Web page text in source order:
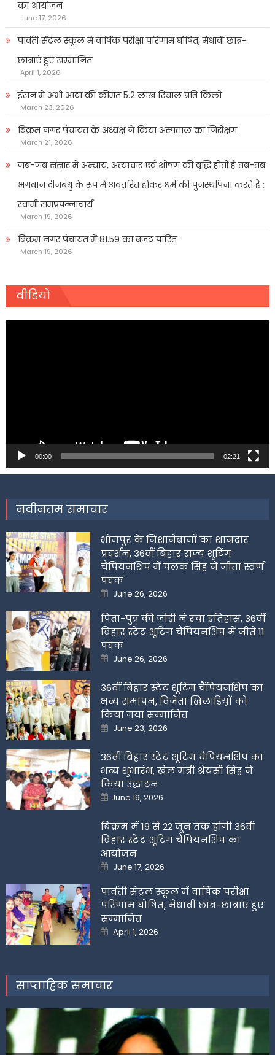
का आयोजन
June 17, 2026
पार्वती सेंट्रल स्कूल में वार्षिक परीक्षा परिणाम घोषित, मेधावी छात्र-
छात्राएं हुए सम्मानित
April 1, 2026
ईरान में अभी आटा की कीमत 5.2 लाख रियाल प्रति किलो
March 23, 2026
बिक्रम नगर पंचायत के अध्यक्ष ने किया अस्पताल का निरीक्षण
March 21, 2026
जब-जब संसार में अन्याय, अत्याचार एवं शोषण की वृद्धि होती है तब-तब
भगवान दीनबंधु के रूप में अवतरित होकर धर्म की पुनर्स्थापना करते हैं :
स्वामी रामप्रपन्नाचार्य
March 19, 2026
बिक्रम नगर पंचायत में 81.59 का बजट पारित
March 19, 2026
वीडियो
00:00 02:21
नवीनतम समाचार
भोजपुर के निशानेबाजों का शानदार
प्रदर्शन, 36वीं बिहार राज्य शूटिंग
चैंपियनशिप में पलक सिंह ने जीता स्वर्ण
पदक
Posted
on
June 26, 2026
पिता-पुत्र की जोड़ी ने रचा इतिहास, 36वीं
बिहार स्टेट शूटिंग चैंपियनशिप में जीते 11
पदक
Posted
on
June 26, 2026
36वीं बिहार स्टेट शूटिंग चैंपियनशिप का
भव्य समापन, विजेता खिलाडिय़ों को
किया गया सम्मानित
Posted
on
June 23, 2026
36वीं बिहार स्टेट शूटिंग चैंपियनशिप का
भव्य शुभारंभ, खेल मंत्री श्रेयसी सिंह ने
किया उद्घाटन
Posted
on
June 19, 2026
बिक्रम में 19 से 22 जून तक होगी 36वीं
बिहार स्टेट शूटिंग चैंपियनशिप का
आयोजन
Posted
on
June 17, 2026
पार्वती सेंट्रल स्कूल में वार्षिक परीक्षा
परिणाम घोषित, मेधावी छात्र-छात्राएं हुए
सम्मानित
Posted
on
April 1, 2026
साप्ताहिक समाचार